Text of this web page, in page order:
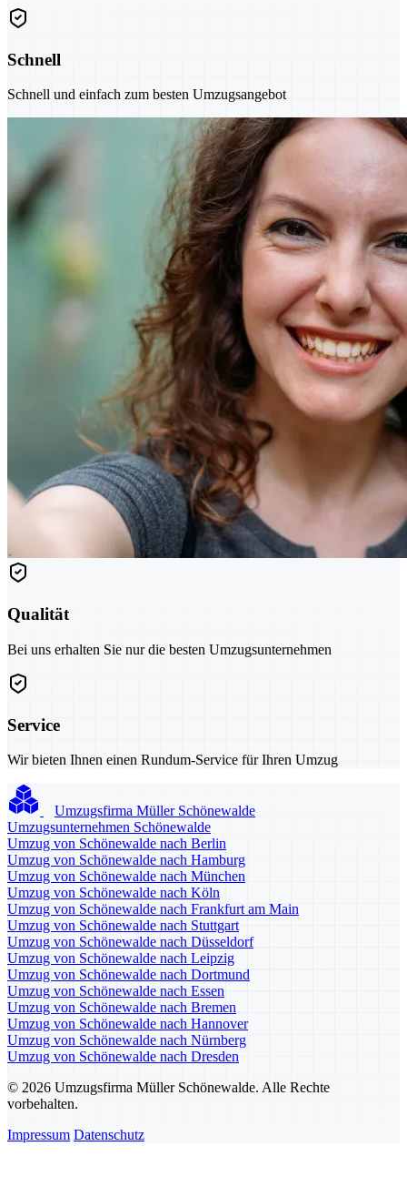
Schnell
Schnell und einfach zum besten Umzugsangebot
Qualität
Bei uns erhalten Sie nur die besten Umzugsunternehmen
Service
Wir bieten Ihnen einen Rundum-Service für Ihren Umzug
Umzugsfirma Müller Schönewalde
Umzugsunternehmen Schönewalde
Umzug von Schönewalde nach Berlin
Umzug von Schönewalde nach Hamburg
Umzug von Schönewalde nach München
Umzug von Schönewalde nach Köln
Umzug von Schönewalde nach Frankfurt am Main
Umzug von Schönewalde nach Stuttgart
Umzug von Schönewalde nach Düsseldorf
Umzug von Schönewalde nach Leipzig
Umzug von Schönewalde nach Dortmund
Umzug von Schönewalde nach Essen
Umzug von Schönewalde nach Bremen
Umzug von Schönewalde nach Hannover
Umzug von Schönewalde nach Nürnberg
Umzug von Schönewalde nach Dresden
© 2026 Umzugsfirma Müller Schönewalde. Alle Rechte
vorbehalten.
Impressum Datenschutz